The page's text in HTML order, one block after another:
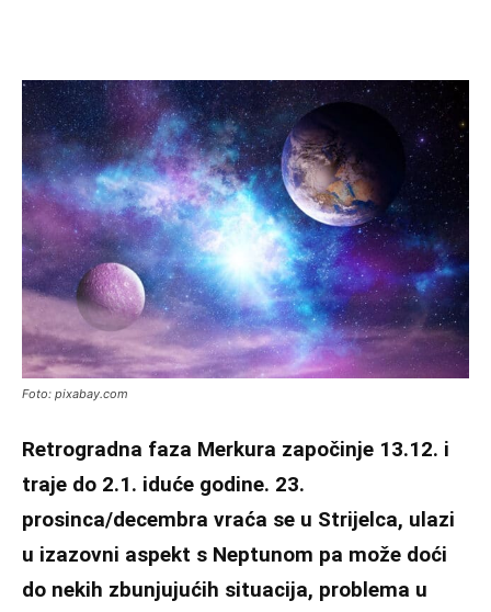
Foto: pixabay.com
Retrogradna faza Merkura započinje 13.12. i
traje do 2.1. iduće godine. 23.
prosinca/decembra vraća se u Strijelca, ulazi
u izazovni aspekt s Neptunom pa može doći
do nekih zbunjujućih situacija, problema u